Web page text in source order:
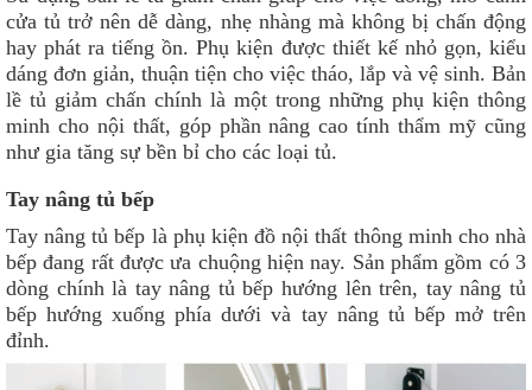
cửa tủ trở nên dễ dàng, nhẹ nhàng mà không bị chấn động
hay phát ra tiếng ồn. Phụ kiện được thiết kế nhỏ gọn, kiểu
dáng đơn giản, thuận tiện cho việc tháo, lắp và vệ sinh. Bản
lề tủ giảm chấn chính là một trong những phụ kiện thông
minh cho nội thất, góp phần nâng cao tính thẩm mỹ cũng
như gia tăng sự bền bỉ cho các loại tủ.
Tay nâng tủ bếp
Tay nâng tủ bếp là phụ kiện đồ nội thất thông minh cho nhà
bếp đang rất được ưa chuộng hiện nay. Sản phẩm gồm có 3
dòng chính là tay nâng tủ bếp hướng lên trên, tay nâng tủ
bếp hướng xuống phía dưới và tay nâng tủ bếp mở trên
đỉnh.